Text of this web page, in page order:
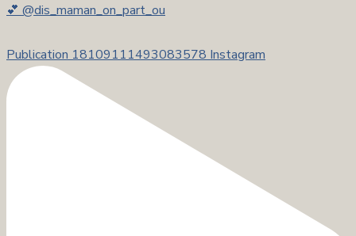
💕 @dis_maman_on_part_ou
Publication 18109111493083578 Instagram